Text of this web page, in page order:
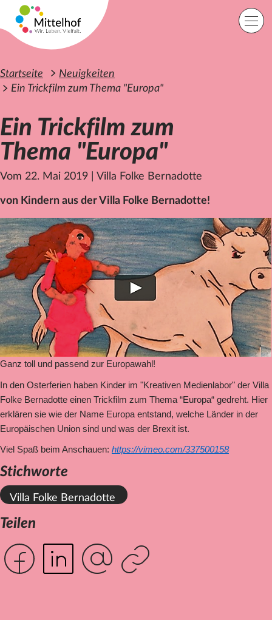
Zum Hauptinhalt der Seite springen
Lage Kontakt
Startseite
Orte
Engagement
Über uns
Karriere
Spenden
Datenschutz
Impressum
Kontakt
Startseite
Neuigkeiten
Ein Trickfilm zum Thema "Europa"
Ein Trickfilm zum
Thema "Europa"
Vom 22. Mai 2019 Villa Folke Bernadotte
von Kindern aus der Villa Folke Bernadotte!
Ganz toll und passend zur Europawahl!
In den Osterferien haben Kinder im "Kreativen Medienlabor" der Villa
Folke Bernadotte einen Trickfilm zum Thema “Europa“ gedreht. Hier
erklären sie wie der Name Europa entstand, welche Länder in der
Europäischen Union sind und was der Brexit ist.
Viel Spaß beim Anschauen: https://vimeo.com/337500158
Stichworte
Villa Folke Bernadotte
Teilen